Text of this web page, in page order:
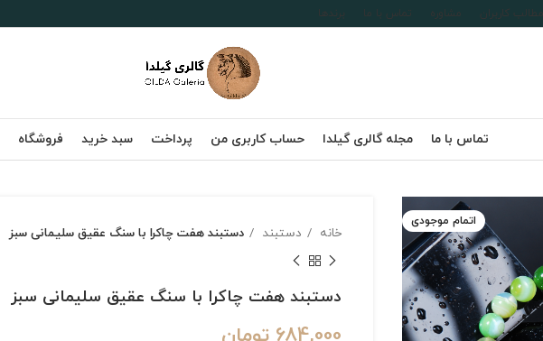
مطالب کاربران مشاوره تماس با ما برندها
تماس با ما مجله گالری گیلدا حساب کاربری من پرداخت سبد خرید فروشگاه
اتمام موجودی
خانه دستبند دستبند هفت چاکرا با سنگ عقیق سلیمانی سبز
دستبند هفت چاکرا با سنگ عقیق سلیمانی سبز